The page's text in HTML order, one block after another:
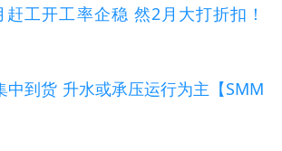
工开工率企稳 然2月大打折扣！
中到货 升水或承压运行为主【SMM